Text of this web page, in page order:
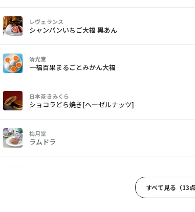
レヴェランス
シャンパンいちご大福 黒あん
清光堂
一福百果まるごとみかん大福
日本茶きみくら
ショコラどら焼き[ヘーゼルナッツ]
梅月堂
ラムドラ
すべて見る（13点